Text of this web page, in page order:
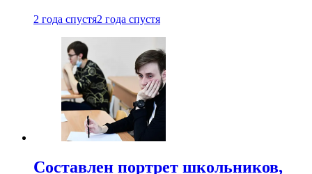
2 года спустя2 года спустя
Составлен портрет школьников,